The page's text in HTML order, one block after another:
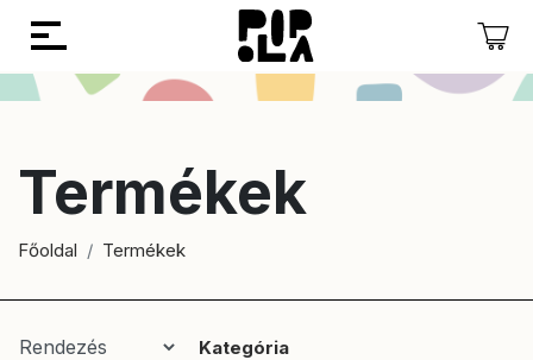
Termékek
Főoldal Termékek
Kategória